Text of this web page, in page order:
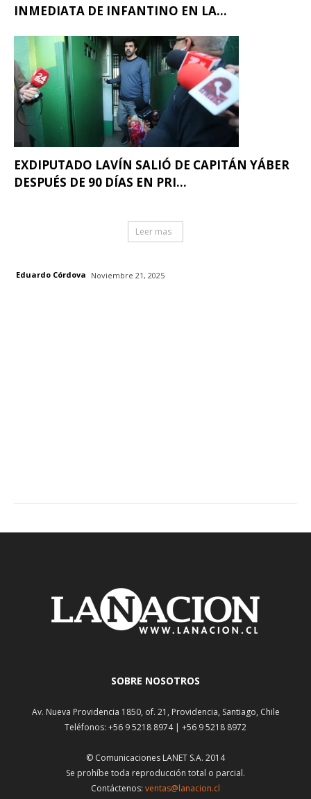
INMEDIATA DE INFANTINO EN LA...
EXDIPUTADO LAVÍN SALIÓ DE CAPITÁN YÁBER
DESPUÉS DE 90 DÍAS EN PRI...
Leer mas
Eduardo Córdova Noviembre 21, 2025
SOBRE NOSOTROS
Av. Nueva Providencia 1850, of. 21, Providencia, Santiago, Chile
Teléfonos: +56 9 5218 8974 | +56 9 5218 8972
© Comunicaciones LANET S.A. 2014
Se prohíbe toda reproducción total o parcial.
Contáctenos: ventas@lanacion.cl